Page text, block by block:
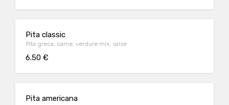
Pita classic
Pita greca, carne, verdure mix, salse
6.50 €
Pita americana